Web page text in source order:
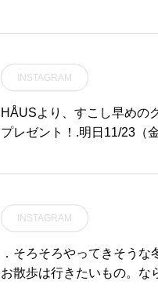
INSTAGRAM
HÅUSより、すこし早めの
プレゼント！.明日11/23（
の気持ちを込めたプリザの
くださいませ。.️手作りです
る方はお早めにご来店く
INSTAGRAM
．そろそろやってきそう
お散歩は行きたいもの。な